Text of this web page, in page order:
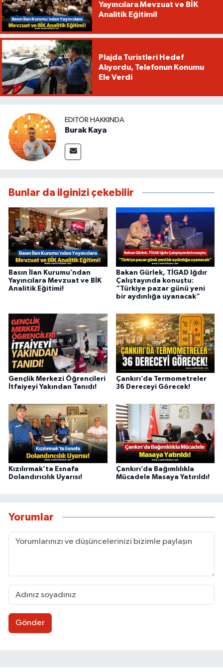
Yayıncılara Mevzuat ve BİK
Analitik Eğitimi!
Plajda Turistleri Hedef
Alıyordu, Telefonun Konumu
Ele Verdi
EDITÖR HAKKINDA
Burak Kaya
Bunlar da ilginizi çekebilir
Basın İlan Kurumu’ndan
Yayıncılara Mevzuat ve BİK
Analitik Eğitimi!
Bakan Gürlek, TİGAD Iğdır
Çalıştayında konuştu:
“Türkiye pazar günü yeni
bir aydınlığa uyanacak”
Gençlik Merkezi Öğrencileri
İtfaiyeyi Yakından Tanıdı!
Çankırı’da Termometreler
36 Dereceyi Görecek!
Kızılırmak’ta Esnafa
Dolandırıcılık Uyarısı!
Çankırı’da Bağımlılıkla
Mücadele Masaya Yatırıldı!
Yorumlar
Gönder